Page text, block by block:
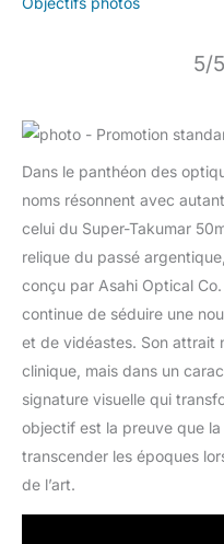
5/
Dans le panthéon des
noms résonnent avec
celui du Super-Takumar
relique du passé
conçu par Asahi Optical
continue de séduire une
et de vidéastes. Son attrait
clinique, mais dans un
signature visuelle qui
objectif est la preuve que
transcender les époques
de l’art.